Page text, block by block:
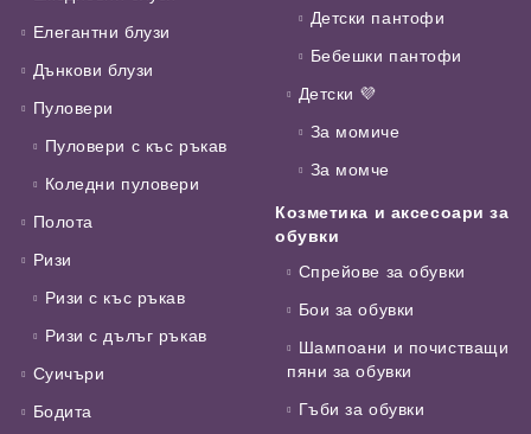
Елегантни блузи
Дънкови блузи
Пуловери
Пуловери с къс ръкав
Коледни пуловери
Полота
Ризи
Ризи с къс ръкав
Ризи с дълъг ръкав
Суичъри
Бодита
Детски пантофи
Бебешки пантофи
Детски 💜
За момиче
За момче
Козметика и аксесоари за
обувки
Спрейове за обувки
Бои за обувки
Шампоани и почистващи
пяни за обувки
Гъби за обувки